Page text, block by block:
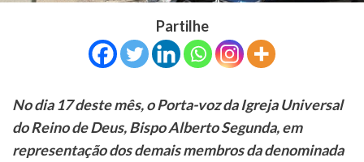
Partilhe
No dia 17 deste mês, o Porta-voz da Igreja Universal
do Reino de Deus, Bispo Alberto Segunda, em
representação dos demais membros da denominada